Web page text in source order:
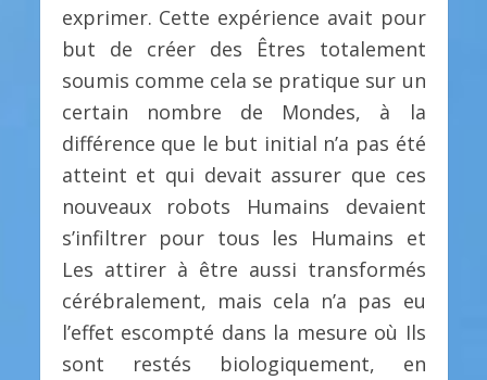
exprimer. Cette expérience avait pour
but de créer des Êtres totalement
soumis comme cela se pratique sur un
certain nombre de Mondes, à la
différence que le but initial n’a pas été
atteint et qui devait assurer que ces
nouveaux robots Humains devaient
s’infiltrer pour tous les Humains et
Les attirer à être aussi transformés
cérébralement, mais cela n’a pas eu
l’effet escompté dans la mesure où Ils
sont restés biologiquement, en